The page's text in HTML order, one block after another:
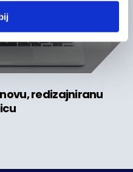
redizajniranu